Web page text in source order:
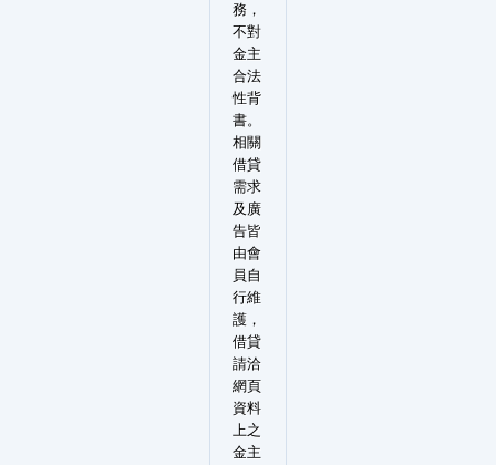
務，
不對
金主
合法
性背
書。
相關
借貸
需求
及廣
告皆
由會
員自
行維
護，
借貸
請洽
網頁
資料
上之
金主